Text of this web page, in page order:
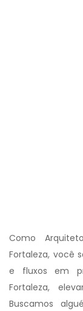
Como
Fortaleza, você
e fluxos em
Fortaleza,
Buscamos